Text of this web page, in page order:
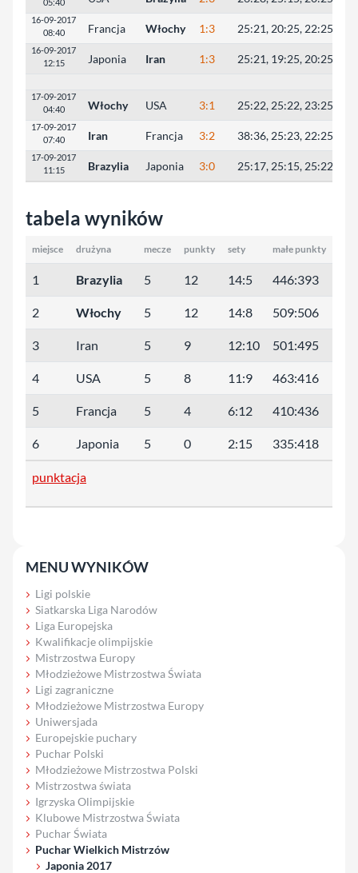
16-09-2017
08:40
Francja Włochy 1:3 25:21, 20:25, 22:25,
16-09-2017
12:15
Japonia Iran 1:3 25:21, 19:25, 20:25,
17-09-2017
04:40
Włochy USA 3:1 25:22, 25:22, 23:25,
17-09-2017
07:40
Iran Francja 3:2 38:36, 25:23, 22:25,
17-09-2017
11:15
Brazylia Japonia 3:0 25:17, 25:15, 25:22
tabela wyników
miejsce drużyna mecze punkty sety małe punkty
1 Brazylia 5 12 14:5 446:393
2 Włochy 5 12 14:8 509:506
3 Iran 5 9 12:10 501:495
4 USA 5 8 11:9 463:416
5 Francja 5 4 6:12 410:436
6 Japonia 5 0 2:15 335:418
punktacja
MENU WYNIKÓW
Ligi polskie
Siatkarska Liga Narodów
Liga Europejska
Kwalifikacje olimpijskie
Mistrzostwa Europy
Młodzieżowe Mistrzostwa Świata
Ligi zagraniczne
Młodzieżowe Mistrzostwa Europy
Uniwersjada
Europejskie puchary
Puchar Polski
Młodzieżowe Mistrzostwa Polski
Mistrzostwa świata
Igrzyska Olimpijskie
Klubowe Mistrzostwa Świata
Puchar Świata
Puchar Wielkich Mistrzów
Japonia 2017